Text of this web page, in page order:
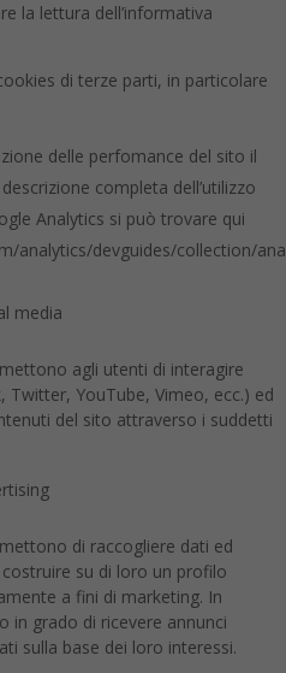
la lettura dell’informativa
di terze parti, in particolare
delle perfomance del sito il
completa dell’utilizzo
Analytics si può trovare qui
analytics/devguides/collection/
media
agli utenti di interagire
YouTube, Vimeo, ecc.) ed
del sito attraverso i suddetti
di raccogliere dati ed
su di loro un profilo
a fini di marketing. In
in grado di ricevere annunci
sulla base dei loro interessi.